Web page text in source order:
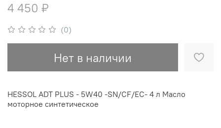
(0)
4 450 ₽
Нет в наличии
HESSOL ADT PLUS - 5W40 -SN/CF/EC- 4 л Масло
моторное синтетическое